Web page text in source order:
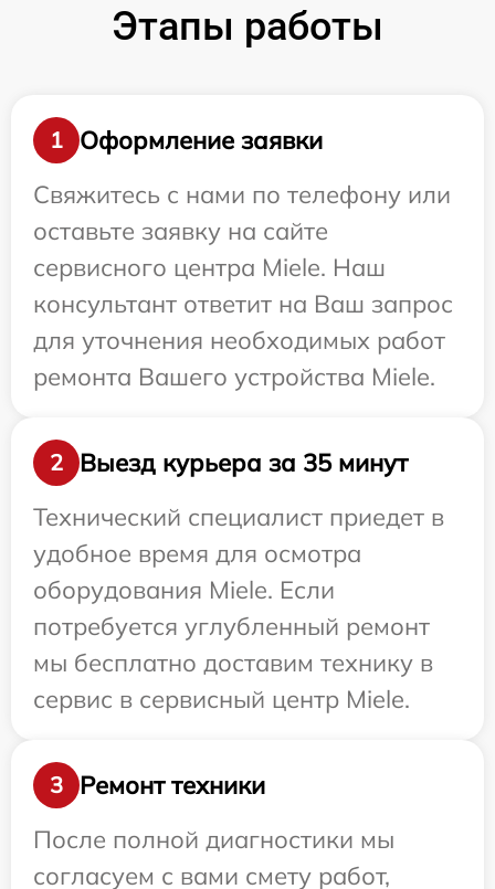
Этапы работы
1
Оформление заявки
Свяжитесь с нами по телефону или
оставьте заявку на сайте
сервисного центра Miele. Наш
консультант ответит на Ваш запрос
для уточнения необходимых работ
ремонта Вашего устройства Miele.
2
Выезд курьера за 35 минут
Технический специалист приедет в
удобное время для осмотра
оборудования Miele. Если
потребуется углубленный ремонт
мы бесплатно доставим технику в
сервис в сервисный центр Miele.
3
Ремонт техники
После полной диагностики мы
согласуем с вами смету работ,